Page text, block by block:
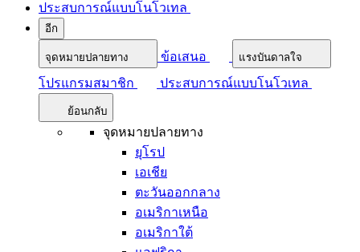
ประสบการณ์แบบโนโวเทล
อีก
จุดหมายปลายทาง ข้อเสนอ แรงบันดาลใจ
โปรแกรมสมาชิก ประสบการณ์แบบโนโวเทล
ย้อนกลับ
จุดหมายปลายทาง
ยุโรป
เอเชีย
ตะวันออกกลาง
อเมริกาเหนือ
อเมริกาใต้